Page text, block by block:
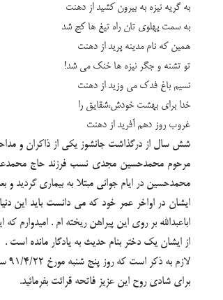
به گریه نیزه به بیرون كشید از دهنت
به سمت پهلوی تان راه تیغ ها كج شد
همین كه نام مدینه پرید از دهنت
تو تشنه و جگر نیزه ها خنك می شد!
نسیم باغ فدك می وزید از دهنت
خدا برای بهشت خودش،شقایق را
غروب روز دهم آفرید از دهنت
شش سال از درگذاشت جانشوز یکی از ذاکران و
مرحوم محمدحسین مجدی نسب فرزند حاج محمدعلی
محمدحسین در ایام جوانی مبتلا به بیماری گردید و بعد از مدتی مبارزه نمودن با
ایشان در اواخر عمر خود که می دانست باید این
اباعبدالله بر روی این پیراهن ریخته ام . امیدوارم
از ایشان یک دختر بنام حدیث به یادگار مانده است .
لازم به ذکر است که روز پنج شنبه مورخ 91/4/22 سالگرد این عزیز می باشد و به همین مناسبت مراسمی بر سر مزار ایشان واقع در شهیدآباد قطعه خاندان مجدی برگزار می گردد.
برای شادی روح این عزیز فاتحه قرائت بفرمائید.